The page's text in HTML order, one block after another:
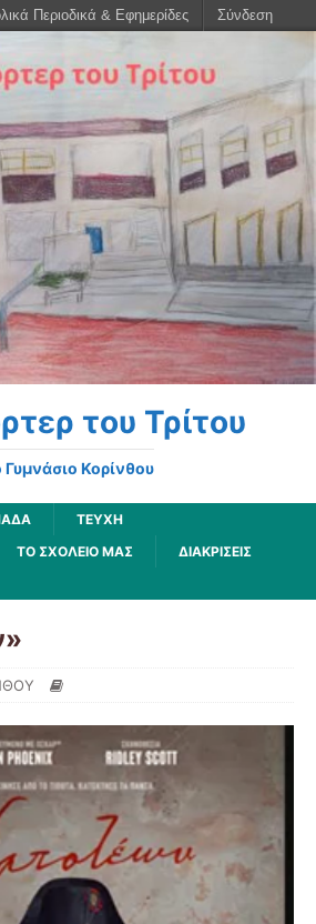
του Τρίτου
Γυμνάσιο Κορίνθου
ΤΕΥΧΗ
ΤΟ ΣΧΟΛΕΙΟ ΜΑΣ
ΔΙΑΚΡΙΣΕΙΣ
Περιοδικά & Εφημερίδες Σύνδεση